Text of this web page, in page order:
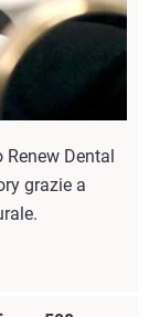
Dental
grazie a